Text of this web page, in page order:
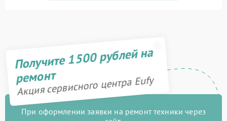
Замена колеса 200 рублей
Ремонт колес 700 рублей
Ремонт базы 750 рублей
Получите 1500 рублей на
ремонт
Акция сервисного центра Eufy
При оформлении заявки на ремонт техники через